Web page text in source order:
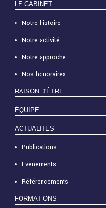
LE CABINET
Notre histoire
Notre activité
Notre approche
Nos honoraires
RAISON D'ÊTRE
ÉQUIPE
ACTUALITES
Publications
Evènements
Référencements
FORMATIONS